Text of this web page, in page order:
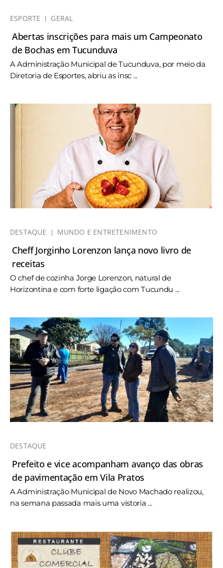
ESPORTE GERAL
Abertas inscrições para mais um Campeonato
de Bochas em Tucunduva
A Administração Municipal de Tucunduva, por meio da
Diretoria de Esportes, abriu as insc ...
DESTAQUE MUNDO E ENTRETENIMENTO
Cheff Jorginho Lorenzon lança novo livro de
receitas
O chef de cozinha Jorge Lorenzon, natural de
Horizontina e com forte ligação com Tucundu ...
DESTAQUE
Prefeito e vice acompanham avanço das obras
de pavimentação em Vila Pratos
A Administração Municipal de Novo Machado realizou,
na semana passada mais uma vistoria ...